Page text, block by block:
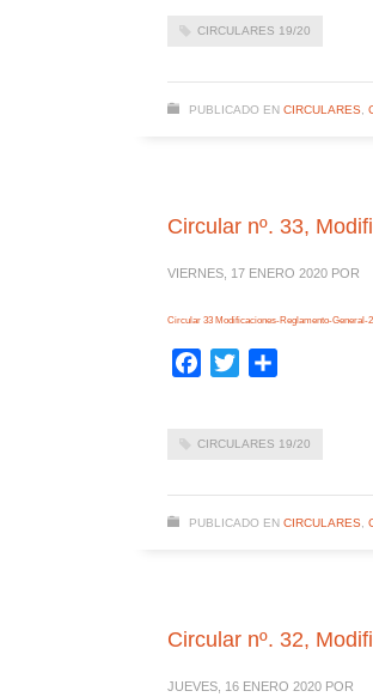
CIRCULARES 19/20
PUBLICADO EN CIRCULARES,
Circular nº. 33,
VIERNES, 17 ENERO 2020 POR
Circular 33 Modificaciones-Reglamento-General-
Facebook
Twitter
CIRCULARES 19/20
PUBLICADO EN CIRCULARES,
Circular nº. 32,
JUEVES, 16 ENERO 2020 POR